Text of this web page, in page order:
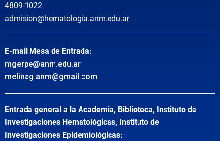
4809-1022
admision@hematologia.anm.edu.ar
E-mail Mesa de Entrada:
mgerpe@anm.edu.ar
melinag.anm@gmail.com
Entrada general a la Academia, Biblioteca, Instituto de
Investigaciones Hematológicas, Instituto de
Investigaciones Epidemiológicas: